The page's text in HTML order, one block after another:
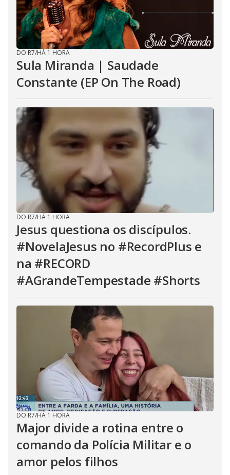
DO R7/HÁ 1 HORA
Sula Miranda | Saudade
Constante (EP On The Road)
DO R7/HÁ 1 HORA
Jesus questiona os discípulos.
#NovelaJesus no #RecordPlus e
na #RECORD
#AGrandeTempestade #Shorts
DO R7/HÁ 1 HORA
Major divide a rotina entre o
comando da Polícia Militar e o
amor pelos filhos